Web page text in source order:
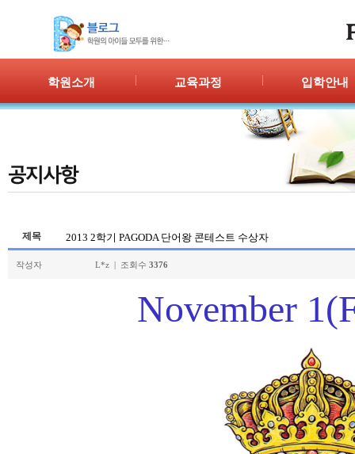
학원소개
학원시설
교육과정 입학안내
입학절차
신청/결과
제목 2013 2학기 PAGODA 단어왕 콘테스트 수상자
작성자 L*z | 조회수 3376
November